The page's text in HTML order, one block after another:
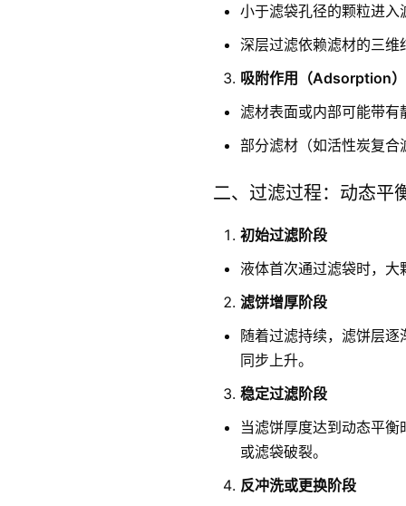
小于滤袋孔径的颗粒进
深层过滤依赖滤材的三
吸附作用（Adsorption）
滤材表面或内部可能带
部分滤材（如活性炭复
二、过滤过程：动态平
初始过滤阶段
液体首次通过滤袋时，
滤饼增厚阶段
随着过滤持续，滤饼层
同步上升。
稳定过滤阶段
当滤饼厚度达到动态平
或滤袋破裂。
反冲洗或更换阶段